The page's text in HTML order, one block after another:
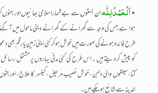
٭اَلْحَمْدُلِلّٰہان بستوں سے بے شمار اسلامی بھائیوں اور بہنوں
ہوا ہے جس کی وجہ سے گھرانے کے گھرانے دینی ماحول میں
طرح فائدہ ہونے کی صورت میں خوش ہوکر کئی اپنی زمین یا رقم بھی
کو پیش کردیتے ہیں ۔اس طرح کی کئی مدنی بہاروں پرمشتمل رسائل
کتا،سینگوں والی دلہن ،خوش نصیب مریض ،کینسر کا علاج، اورجنّوں
المدینہ سےشائع ہوچکے ہیں ۔